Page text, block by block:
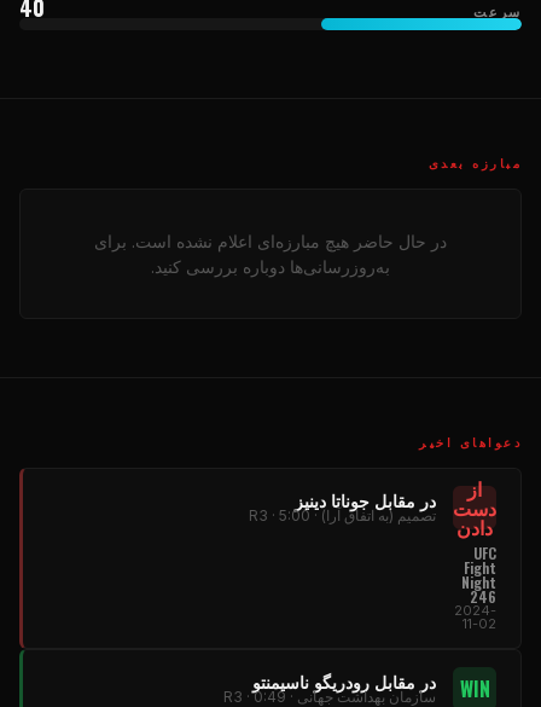
سرعت 40
مبارزه بعدی
در حال حاضر هیچ مبارزه‌ای اعلام نشده است. برای
به‌روزرسانی‌ها دوباره بررسی کنید.
دعواهای اخیر
از
دست
دادن
در مقابل جوناتا دینیز
تصمیم (به اتفاق آرا) · R3 · 5:00
UFC
Fight
Night
246
2024-
11-02
WIN در مقابل رودریگو ناسیمنتو
سازمان بهداشت جهانی · R3 · 0:49